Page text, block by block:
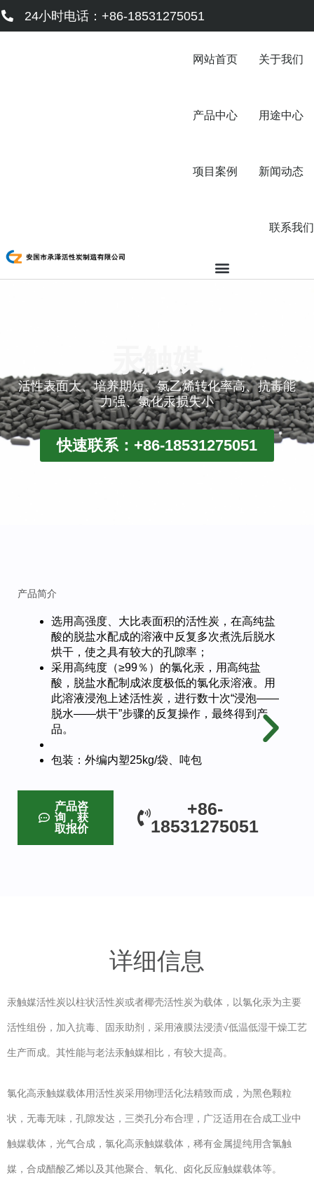
至
24小时电话：+86-18531275051
网站首页 关于我们
产品中心 用途中心
项目案例 新闻动态
联系我们
汞触媒
活性表面大、培养期短、氯乙烯转化率高、抗毒能
力强、氯化汞损失小
快速联系：+86-18531275051
产品简介
选用高强度、大比表面积的活性炭，在高纯盐
酸的脱盐水配成的溶液中反复多次煮洗后脱水
烘干，使之具有较大的孔隙率；
采用高纯度（≥99％）的氯化汞，用高纯盐
酸，脱盐水配制成浓度极低的氯化汞溶液。用
此溶液浸泡上述活性炭，进行数十次“浸泡——
脱水——烘干”步骤的反复操作，最终得到产
品。
包装：外编内塑25kg/袋、吨包
产品咨
询，获
取报价
+86-
18531275051
详细信息
汞触媒活性炭以柱状活性炭或者椰壳活性炭为载体，以氯化汞为主要
活性组份，加入抗毒、固汞助剂，采用液膜法浸渍√低温低湿干燥工艺
生产而成。其性能与老法汞触媒相比，有较大提高。
氯化高汞触媒载体用活性炭采用物理活化法精致而成，为黑色颗粒
状，无毒无味，孔隙发达，三类孔分布合理，广泛适用在合成工业中
触媒载体，光气合成，氯化高汞触媒载体，稀有金属提纯用含氯触
媒，合成醋酸乙烯以及其他聚合、氧化、卤化反应触媒载体等。